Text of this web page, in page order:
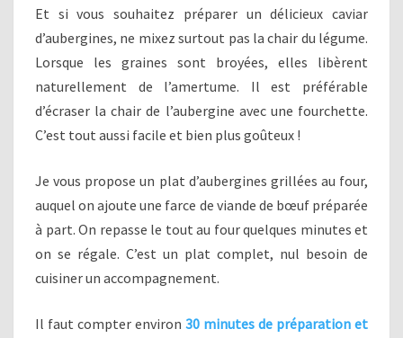
Et si vous souhaitez préparer un délicieux caviar
d’aubergines, ne mixez surtout pas la chair du légume.
Lorsque les graines sont broyées, elles libèrent
naturellement de l’amertume. Il est préférable
d’écraser la chair de l’aubergine avec une fourchette.
C’est tout aussi facile et bien plus goûteux !
Je vous propose un plat d’aubergines grillées au four,
auquel on ajoute une farce de viande de bœuf préparée
à part. On repasse le tout au four quelques minutes et
on se régale. C’est un plat complet, nul besoin de
cuisiner un accompagnement.
Il faut compter environ 30 minutes de préparation et